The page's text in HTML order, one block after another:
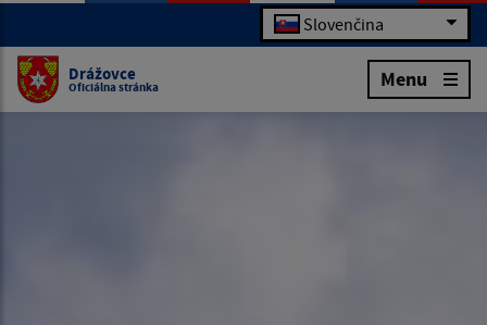
Slovenčina
Drážovce
Oficiálna stránka Menu